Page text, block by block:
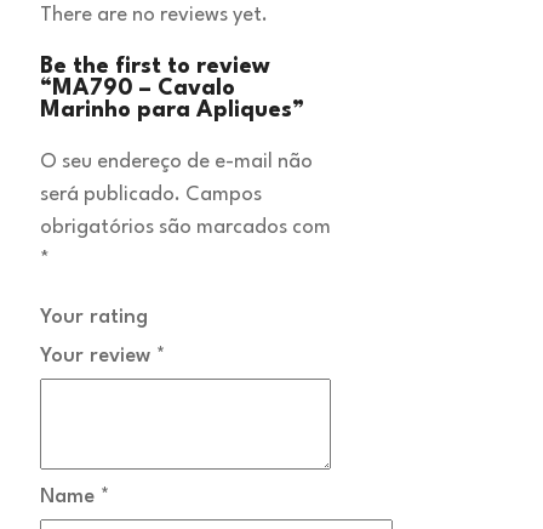
There are no reviews yet.
Be the first to review
“MA790 – Cavalo
Marinho para Apliques”
O seu endereço de e-mail não
será publicado. Campos
obrigatórios são marcados com
*
Your rating
Your review *
Name *